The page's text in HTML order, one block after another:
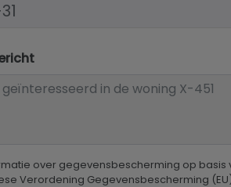
over gegevensbescherming op basis
Verordening Gegevensbescherming